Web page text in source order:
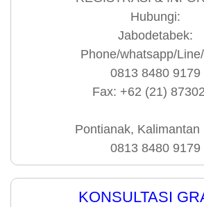
Hubungi:
Jabodetabek:
Phone/whatsapp/
0813 8480 9179
Fax: +62 (21)
Pontianak, Kalimantan
0813 8480 9179
KONSULTASI